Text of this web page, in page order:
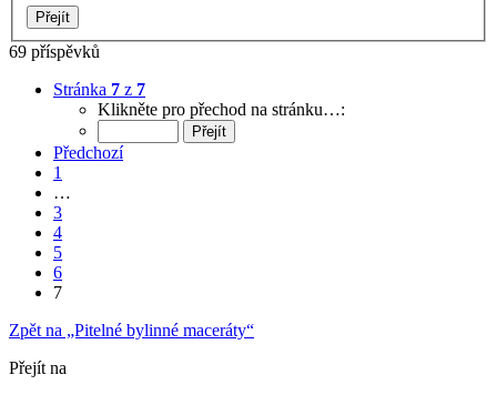
69 příspěvků
Stránka 7 z 7
Klikněte pro přechod na stránku…:
Předchozí
1
…
3
4
5
6
7
Zpět na „Pitelné bylinné maceráty“
Přejít na